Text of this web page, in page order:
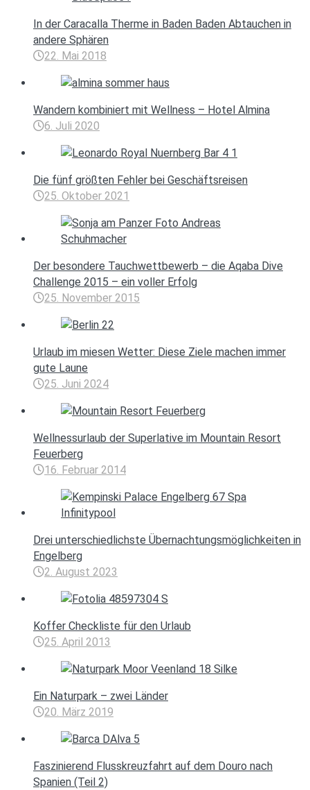
In der Caracalla Therme in Baden Baden Abtauchen in
andere Sphären
22. Mai 2018
Wandern kombiniert mit Wellness – Hotel Almina
6. Juli 2020
Die fünf größten Fehler bei Geschäftsreisen
25. Oktober 2021
Der besondere Tauchwettbewerb – die Aqaba Dive
Challenge 2015 – ein voller Erfolg
25. November 2015
Urlaub im miesen Wetter: Diese Ziele machen immer
gute Laune
25. Juni 2024
Wellnessurlaub der Superlative im Mountain Resort
Feuerberg
16. Februar 2014
Drei unterschiedlichste Übernachtungsmöglichkeiten in
Engelberg
2. August 2023
Koffer Checkliste für den Urlaub
25. April 2013
Ein Naturpark – zwei Länder
20. März 2019
Faszinierend Flusskreuzfahrt auf dem Douro nach
Spanien (Teil 2)